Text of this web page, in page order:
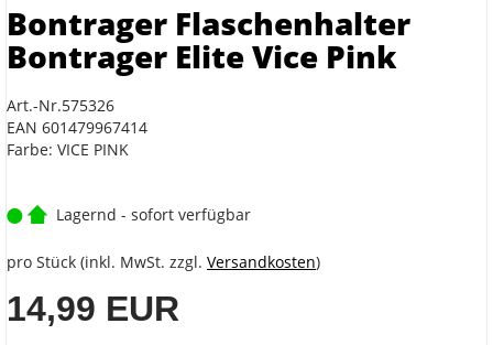
Bontrager Flaschenhalter
Bontrager Elite Vice Pink
Art.-Nr.575326
EAN 601479967414
Farbe: VICE PINK
Lagernd - sofort verfügbar
pro Stück (inkl. MwSt. zzgl. Versandkosten)
14,99 EUR